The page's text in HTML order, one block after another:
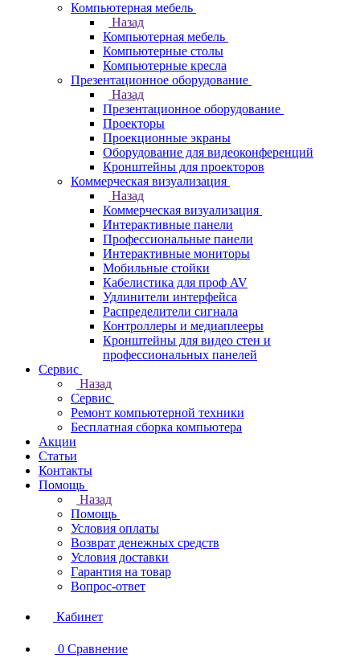
Компьютерная мебель
Назад
Компьютерная мебель
Компьютерные столы
Компьютерные кресла
Презентационное оборудование
Назад
Презентационное оборудование
Проекторы
Проекционные экраны
Оборудование для видеоконференций
Кронштейны для проекторов
Коммерческая визуализация
Назад
Коммерческая визуализация
Интерактивные панели
Профессиональные панели
Интерактивные мониторы
Мобильные стойки
Кабелистика для проф AV
Удлинители интерфейса
Распределители сигнала
Контроллеры и медиаплееры
Кронштейны для видео стен и
профессиональных панелей
Сервис
Назад
Сервис
Ремонт компьютерной техники
Бесплатная сборка компьютера
Акции
Статьи
Контакты
Помощь
Назад
Помощь
Условия оплаты
Возврат денежных средств
Условия доставки
Гарантия на товар
Вопрос-ответ
Кабинет
0 Сравнение